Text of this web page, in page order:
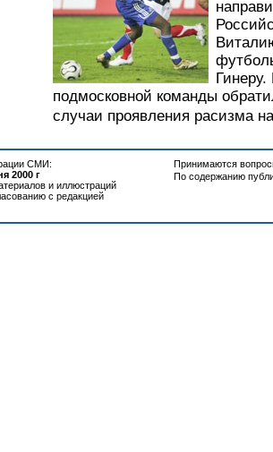
подмосковной команды
случаи проявления расизма
СМИ:
2000 г
и иллюстраций
с редакцией
Принимаются
По содержанию